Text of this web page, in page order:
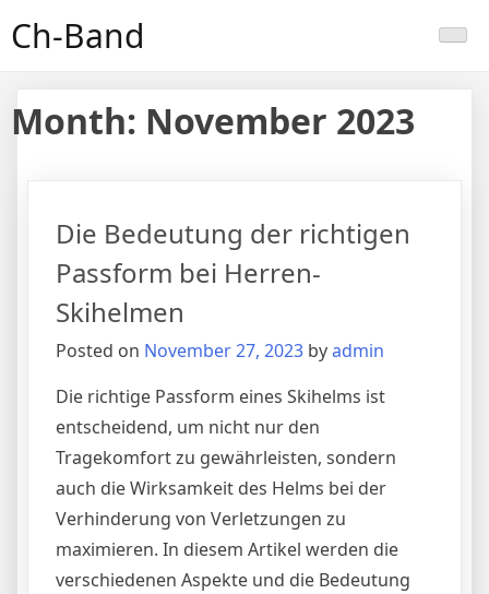
toCh-Band
Month: November 2023
Die Bedeutung der richtigen
Passform bei Herren-
Skihelmen
Posted on November 27, 2023 byadmin
Die richtige Passform eines Skihelms ist
entscheidend, um nicht nur den
Tragekomfort zu gewährleisten, sondern
auch die Wirksamkeit des Helms bei der
Verhinderung von Verletzungen zu
maximieren. In diesem Artikel werden die
verschiedenen Aspekte und die Bedeutung